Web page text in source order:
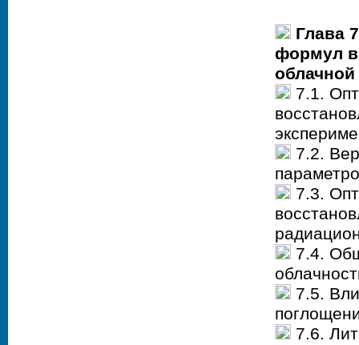
Глава
формул в
7.1.
7.2.
7.3.
7.4.
7.5.
7.6.